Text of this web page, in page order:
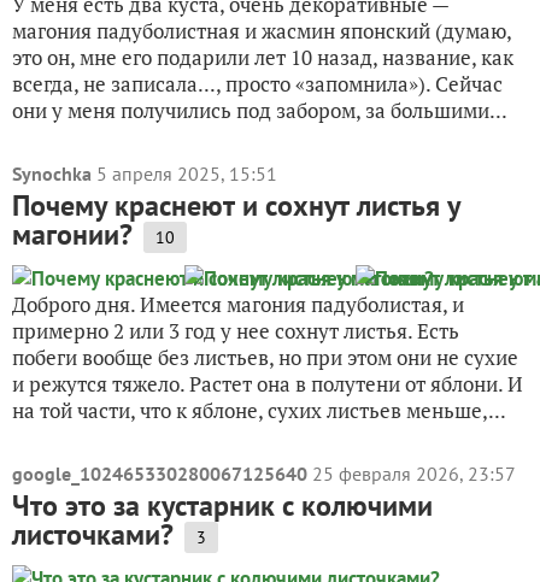
магония падуболистная и жасмин японский (думаю,
это он, мне его подарили лет 10 назад, название, как
всегда, не записала..., просто «запомнила»). Сейчас
они у меня получились под забором, за большими...
Synochka 5 апреля 2025, 15:51
Почему краснеют и сохнут листья у
магонии? 10
Доброго дня. Имеется магония падуболистая, и
примерно 2 или 3 год у нее сохнут листья. Есть
побеги вообще без листьев, но при этом они не сухие
и режутся тяжело. Растет она в полутени от яблони. И
на той части, что к яблоне, сухих листьев меньше,...
google_102465330280067125640 25 февраля 2026, 23:57
Что это за кустарник с колючими
листочками? 3